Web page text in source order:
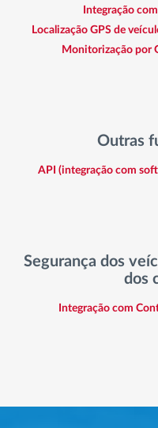
Integração
Localização GPS de
Monitorização por
Outras
API (integração com
Segurança dos
dos
Integração com